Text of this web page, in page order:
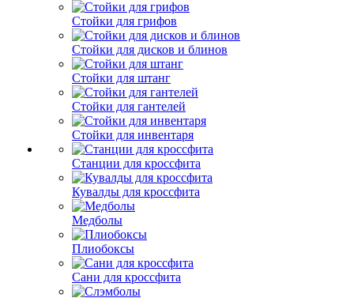
Стойки для грифов
Стойки для дисков и блинов
Стойки для штанг
Стойки для гантелей
Стойки для инвентаря
Станции для кроссфита
Кувалды для кроссфита
Медболы
Плиобоксы
Сани для кроссфита